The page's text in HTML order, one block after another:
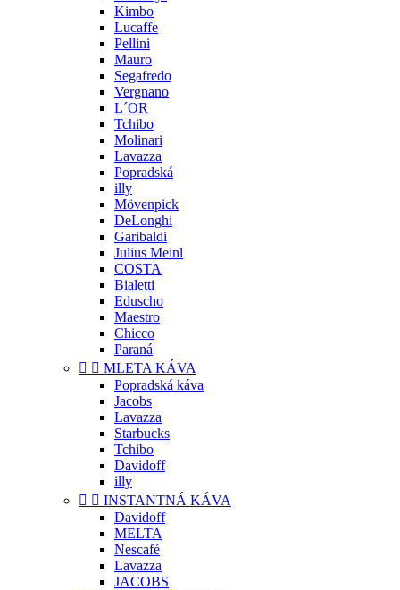
Kimbo
Lucaffe
Pellini
Mauro
Segafredo
Vergnano
L´OR
Tchibo
Molinari
Lavazza
Popradská
illy
Mövenpick
DeLonghi
Garibaldi
Julius Meinl
COSTA
Bialetti
Eduscho
Maestro
Chicco
Paraná
  MLETA KÁVA
Popradská káva
Jacobs
Lavazza
Starbucks
Tchibo
Davidoff
illy
  INSTANTNÁ KÁVA
Davidoff
MELTA
Nescafé
Lavazza
JACOBS